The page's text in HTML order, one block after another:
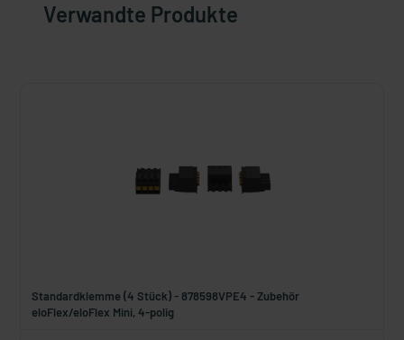
Verwandte Produkte
Standardklemme (4 Stück) - 878598VPE4 - Zubehör
eloFlex/eloFlex Mini, 4-polig